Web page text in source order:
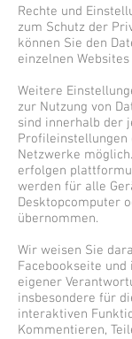
Rechte und
zum Schutz der
können Sie den
einzelnen
Weitere
zur Nutzung von
sind innerhalb der
Profileinstellungen
Netzwerke
erfolgen
werden für alle
Desktopcomputer
übernommen.
Wir weisen Sie
Facebookseite
eigener
insbesondere für
interaktiven
Kommentieren,